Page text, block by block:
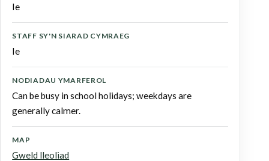
Ie
STAFF SY'N SIARAD CYMRAEG
Ie
NODIADAU YMARFEROL
Can be busy in school holidays; weekdays are
generally calmer.
MAP
Gweld lleoliad